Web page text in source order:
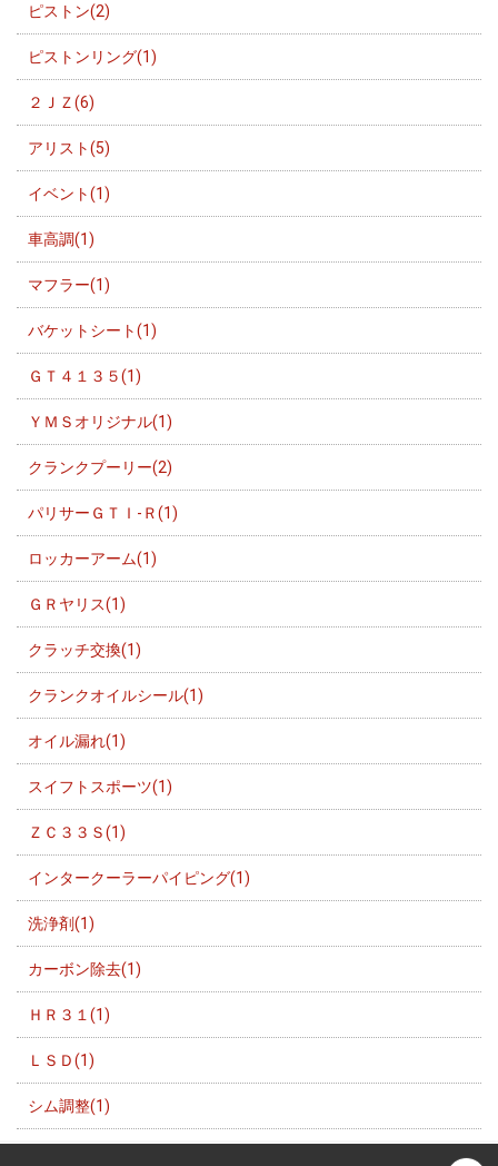
ピストン(2)
ピストンリング(1)
２ＪＺ(6)
アリスト(5)
イベント(1)
車高調(1)
マフラー(1)
バケットシート(1)
ＧＴ４１３５(1)
ＹＭＳオリジナル(1)
クランクプーリー(2)
パリサーＧＴＩ-Ｒ(1)
ロッカーアーム(1)
ＧＲヤリス(1)
クラッチ交換(1)
クランクオイルシール(1)
オイル漏れ(1)
スイフトスポーツ(1)
ＺＣ３３Ｓ(1)
インタークーラーパイピング(1)
洗浄剤(1)
カーボン除去(1)
ＨＲ３１(1)
ＬＳＤ(1)
シム調整(1)